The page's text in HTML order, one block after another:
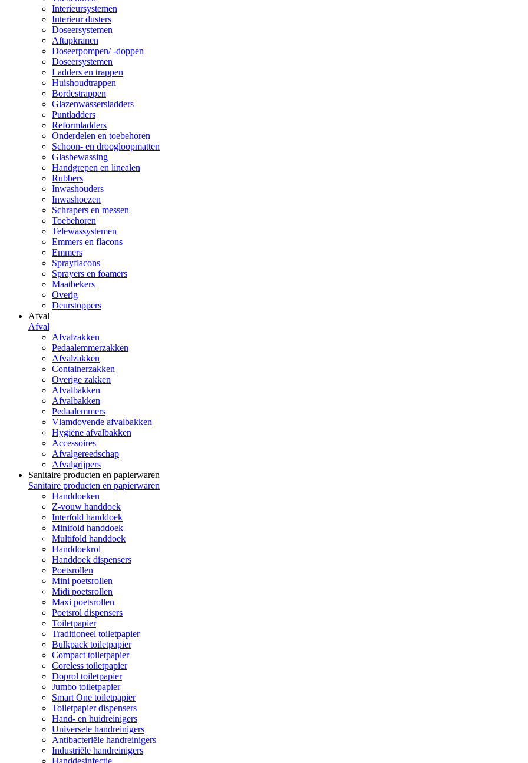
Interieursystemen
Interieur dusters
Doseersystemen
Aftapkranen
Doseerpompen/ -doppen
Doseersystemen
Ladders en trappen
Huishoudtrappen
Bordestrappen
Glazenwassersladders
Puntladders
Reformladders
Onderdelen en toebehoren
Schoon- en droogloopmatten
Glasbewassing
Handgrepen en linealen
Rubbers
Inwashouders
Inwashoezen
Schrapers en messen
Toebehoren
Telewassystemen
Emmers en flacons
Emmers
Sprayflacons
Sprayers en foamers
Maatbekers
Overig
Deurstoppers
Afval
Afval
Afvalzakken
Pedaalemmerzakken
Afvalzakken
Containerzakken
Overige zakken
Afvalbakken
Afvalbakken
Pedaalemmers
Vlamdovende afvalbakken
Hygiëne afvalbakken
Accessoires
Afvalgereedschap
Afvalgrijpers
Sanitaire producten en papierwaren
Sanitaire producten en papierwaren
Handdoeken
Z-vouw handdoek
Interfold handdoek
Minifold handdoek
Multifold handdoek
Handdoekrol
Handdoek dispensers
Poetsrollen
Mini poetsrollen
Midi poetsrollen
Maxi poetsrollen
Poetsrol dispensers
Toiletpapier
Traditioneel toiletpapier
Bulkpack toiletpapier
Compact toiletpapier
Coreless toiletpapier
Doprol toiletpapier
Jumbo toiletpapier
Smart One toiletpapier
Toiletpapier dispensers
Hand- en huidreinigers
Universele handreinigers
Antibacteriële handreinigers
Industriële handreinigers